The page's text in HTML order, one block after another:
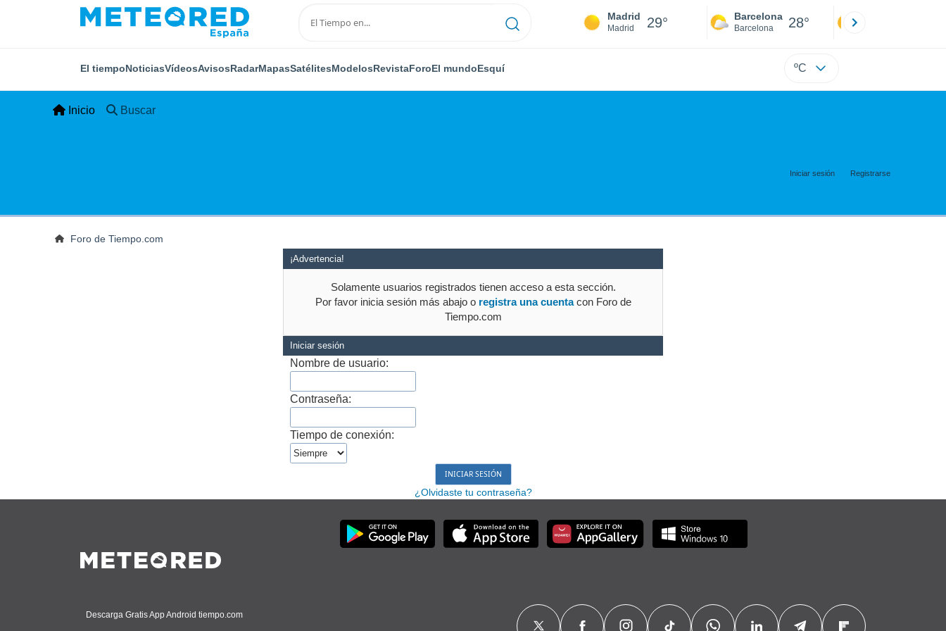
Madrid
Madrid 29° Barcelona
Barcelona 28°
El tiempoNoticiasVídeosAvisosRadarMapasSatélitesModelosRevistaForoEl mundoEsquí ºC
Inicio Buscar
Iniciar sesión Registrarse
Foro de Tiempo.com
¡Advertencia!
Solamente usuarios registrados tienen acceso a esta sección.
Por favor inicia sesión más abajo o registra una cuentacon Foro de
Tiempo.com
Iniciar sesión
Nombre de usuario:
Contraseña:
Tiempo de conexión:
¿Olvidaste tu contraseña?
Descarga Gratis App Android tiempo.com